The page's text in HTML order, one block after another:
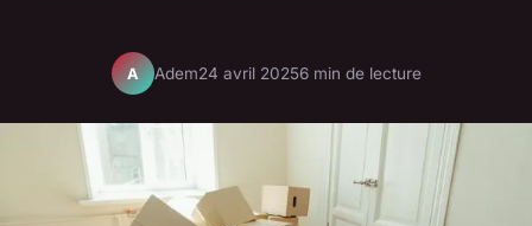
A Adem24 avril 20256 min de lecture